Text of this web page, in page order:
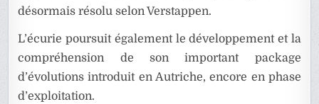
désormais résolu selon Verstappen.
L’écurie poursuit également le développement et la
compréhension de son important package
d’évolutions introduit en Autriche, encore en phase
d’exploitation.